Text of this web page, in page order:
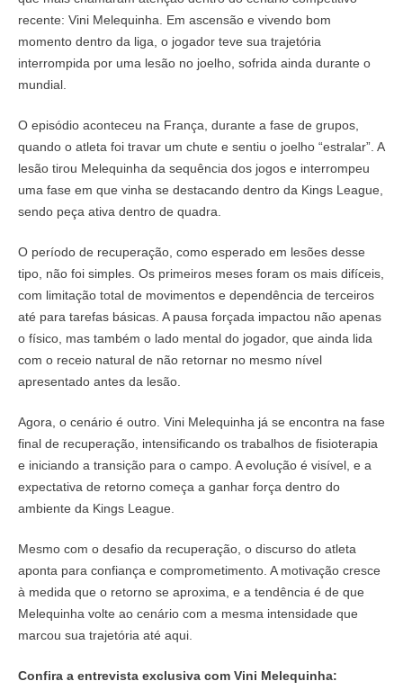
recente: Vini Melequinha. Em ascensão e vivendo bom
momento dentro da liga, o jogador teve sua trajetória
interrompida por uma lesão no joelho, sofrida ainda durante o
mundial.
O episódio aconteceu na França, durante a fase de grupos,
quando o atleta foi travar um chute e sentiu o joelho “estralar”. A
lesão tirou Melequinha da sequência dos jogos e interrompeu
uma fase em que vinha se destacando dentro da Kings League,
sendo peça ativa dentro de quadra.
O período de recuperação, como esperado em lesões desse
tipo, não foi simples. Os primeiros meses foram os mais difíceis,
com limitação total de movimentos e dependência de terceiros
até para tarefas básicas. A pausa forçada impactou não apenas
o físico, mas também o lado mental do jogador, que ainda lida
com o receio natural de não retornar no mesmo nível
apresentado antes da lesão.
Agora, o cenário é outro. Vini Melequinha já se encontra na fase
final de recuperação, intensificando os trabalhos de fisioterapia
e iniciando a transição para o campo. A evolução é visível, e a
expectativa de retorno começa a ganhar força dentro do
ambiente da Kings League.
Mesmo com o desafio da recuperação, o discurso do atleta
aponta para confiança e comprometimento. A motivação cresce
à medida que o retorno se aproxima, e a tendência é de que
Melequinha volte ao cenário com a mesma intensidade que
marcou sua trajetória até aqui.
Confira a entrevista exclusiva com Vini Melequinha: